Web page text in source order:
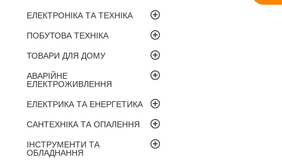
ЕЛЕКТРОНІКА ТА ТЕХНІКА
ПОБУТОВА ТЕХНІКА
ТОВАРИ ДЛЯ ДОМУ
АВАРІЙНЕ
ЕЛЕКТРОЖИВЛЕННЯ
ЕЛЕКТРИКА ТА ЕНЕРГЕТИКА
САНТЕХНІКА ТА ОПАЛЕННЯ
ІНСТРУМЕНТИ ТА
ОБЛАДНАННЯ